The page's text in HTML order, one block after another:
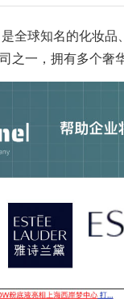
全球知名的化妆
之一，拥有多个奢